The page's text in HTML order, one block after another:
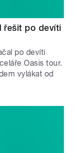
řešit po devíti
po devíti
Oasis tour.
vylákat od